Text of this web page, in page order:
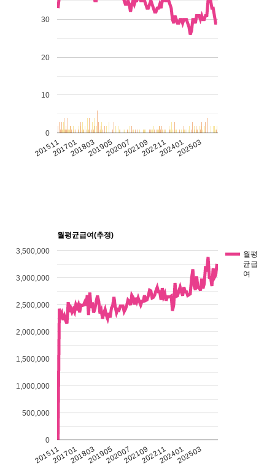
201511201701201803201905202007202109202211202401202503
0
10
20
30
월평균급여(추정)
월평
균급
여
201511201701201803201905202007202109202211202401202503
0
500,000
1,000,000
1,500,000
2,000,000
2,500,000
3,000,000
3,500,000